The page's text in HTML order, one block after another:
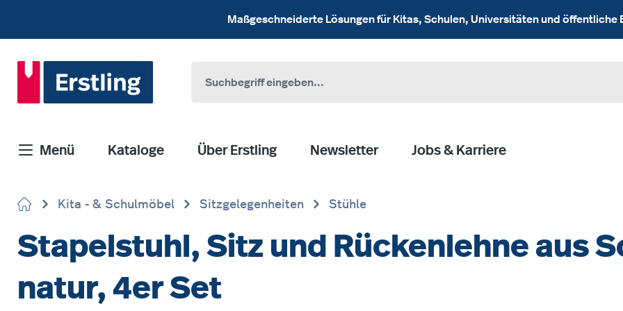
Maßgeschneiderte Lösungen für Kitas, Schulen, Universitäten und öffentliche
Menü Kataloge Über Erstling Newsletter Jobs & Karriere
Kita - & Schulmöbel Sitzgelegenheiten Stühle
Stapelstuhl, Sitz und Rückenlehne aus
natur, 4er Set